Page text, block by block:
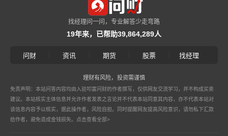
找经理问一问，专业解答少走弯路
19年来，已帮助39,864,289人
问财 资讯 期货 股票 找经理
理财有风险，投资需谨慎
免责声明：本站问答内容均由入驻叩富问财的作者撰写，仅供网友交流学习，并不构成买卖
建议。本站核实主体信息并允许作者发表之言论并不代表本站同意其内容，亦不代表本站对
该信息内容予以核实，据此操作者，风险自担。同时提醒网友提高风险意识，请勿私下汇款
给作者，避免造成金钱损失。 点击查看全部>